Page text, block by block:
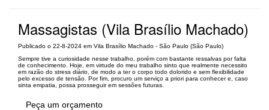
Massagistas (Vila Brasílio Machado)
Publicado o 22-8-2024 em Vila Brasílio Machado - São Paulo (São Paulo)
Sempre tive a curiosidade nesse trabalho, porém com bastante ressalvas por falta
de conhecimento. Hoje, em virtude do meu trabalho sinto que realmente necessito
em razão do stress diário, de modo a ter o corpo todo dolorido e sem flexibilidade
pelo excesso de tensão. Por fim, procuro um serviço a priori para conhecer e, caso
sinta empatia, possa prosseguir em sessões futuras.
Peça um orçamento